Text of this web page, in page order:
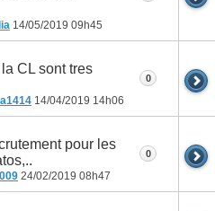
14/05/2019 09h45
CL sont tres
14/04/2019 14h06
0
pour les
24/02/2019 08h47
0